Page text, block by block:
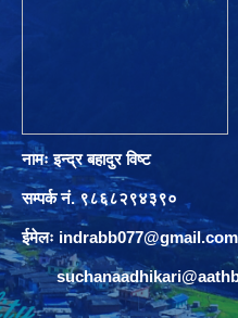
नामः इन्द्र बहादुर विष्ट
सम्पर्क नं. ९८६८२९४३९०
ईमेलः indrabb077@gmail.com